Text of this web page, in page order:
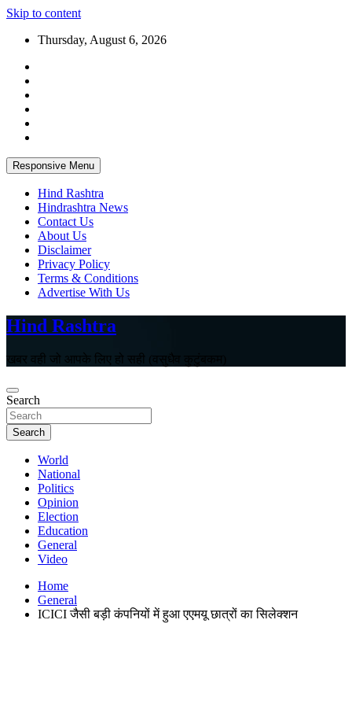
Skip to content
Thursday, August 6, 2026
Responsive Menu
Hind Rashtra
Hindrashtra News
Contact Us
About Us
Disclaimer
Privacy Policy
Terms & Conditions
Advertise With Us
Hind Rashtra
खबर वही जो आपके लिए हो सही (वसुधैव कुटुंबकम)
Search
Search
World
National
Politics
Opinion
Election
Education
General
Video
Home
General
ICICI जैसी बड़ी कंपनियों में हुआ एएमयू छात्रों का सिलेक्शन